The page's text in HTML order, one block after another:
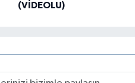
(VİDEOLU)